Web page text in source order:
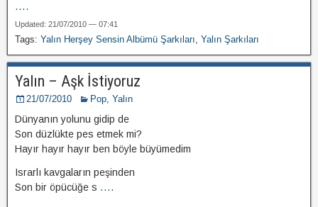
....
Updated: 21/07/2010 — 07:41
Tags: Yalın Herşey Sensin Albümü Şarkıları, Yalın Şarkıları
Yalın – Aşk İstiyoruz
21/07/2010 Pop, Yalın
Dünyanın yolunu gidip de
Son düzlükte pes etmek mi?
Hayır hayır hayır ben böyle büyümedim
Israrlı kavgaların peşinden
Son bir öpücüğe s ....